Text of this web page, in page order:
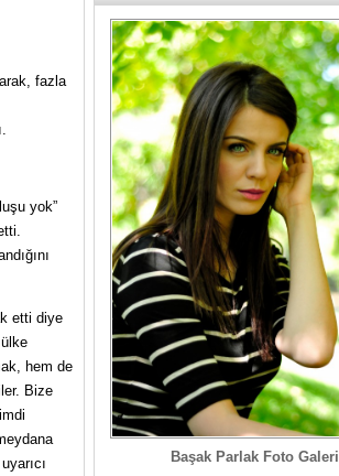
fazla
yok”
etti diye
hem de
Bize
Başak Parlak Foto Galeri